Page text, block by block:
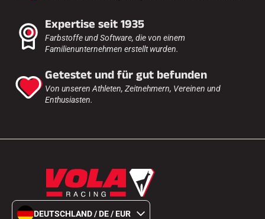
Expertise seit 1935
Farbstoffe und Software, die von einem
Familienunternehmen erstellt wurden.
Getestet und für gut befunden
Von unseren Athleten, Zeitnehmern, Vereinen und
Enthusiasten.
DEUTSCHLAND / DE / EUR